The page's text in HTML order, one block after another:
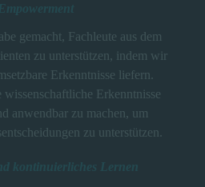
gemacht, Fachleute aus dem
zu unterstützen, indem wir
Erkenntnisse liefern.
Erkenntnisse
anwendbar zu machen, um
zu unterstützen.